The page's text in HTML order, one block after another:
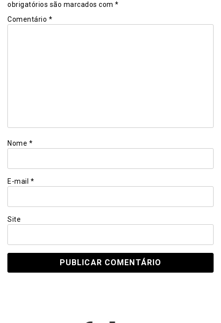
obrigatórios são marcados com *
Comentário *
Nome *
E-mail *
Site